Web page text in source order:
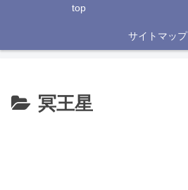
top
サイトマップ
冥王星